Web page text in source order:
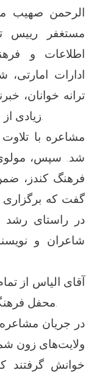
الرحمن صهیب
مستغفر رییس
اطلاعات و
ادارات
ترانه خوانان،
زیادی از فرهنگ دوستان اشتراک ورزیده بودند.
مشاعره با
شد. سپس،
فرهنگ کندز،
گفت که برگزاری
در راستای رشد
شاعران و
آقای الیاس از
محفل فرهنگی همکاری کرده بودند، قدردانی کرد.
در جریان
ولایت‌های زون
خوانش گرفتند